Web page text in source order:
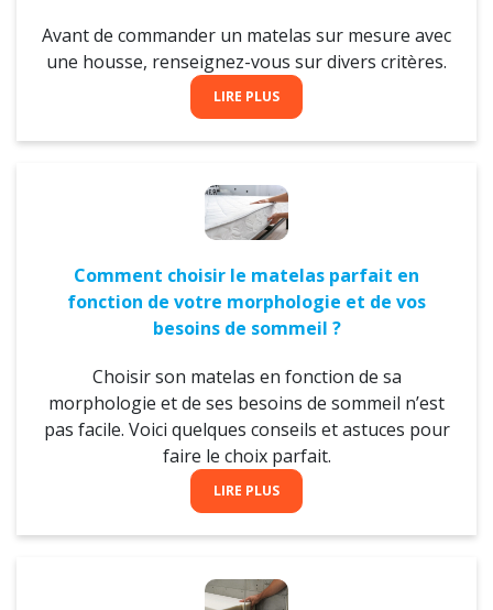
Avant de commander un matelas sur mesure avec
une housse, renseignez-vous sur divers critères.
LIRE PLUS
Comment choisir le matelas parfait en
fonction de votre morphologie et de vos
besoins de sommeil ?
Choisir son matelas en fonction de sa
morphologie et de ses besoins de sommeil n’est
pas facile. Voici quelques conseils et astuces pour
faire le choix parfait.
LIRE PLUS